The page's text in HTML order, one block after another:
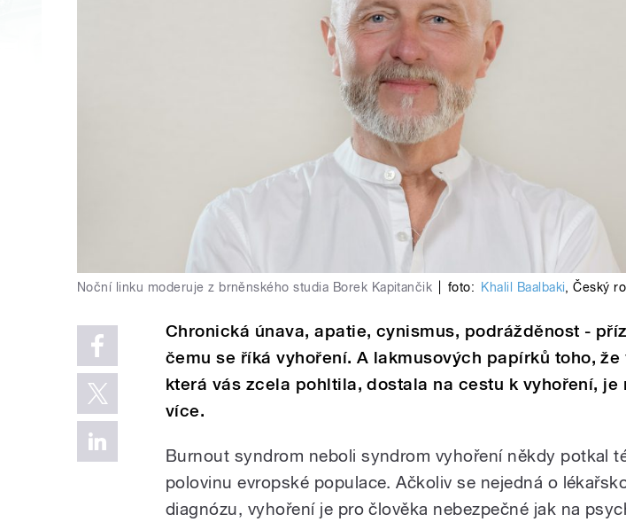
Noční linku moderuje z brněnského studia Borek Kapitančik foto: Khalil Baalbaki,Český
Chronická únava, apatie, cynismus, podrážděnost -
čemu se říká vyhoření. A lakmusových papírků toho, že
která vás zcela pohltila, dostala na cestu k vyhoření, je
více.
Burnout syndrom neboli syndrom vyhoření někdy potkal
polovinu evropské populace. Ačkoliv se nejedná o
diagnózu, vyhoření je pro člověka nebezpečné jak na